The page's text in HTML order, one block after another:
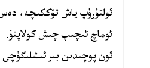
ئولتۇرۇپ ياش تۆككىچە،
ئوماچ ئىچىپ چىش كولاپتۇ.
ئون پوچىدىن بىر ئىشلىگۈچى